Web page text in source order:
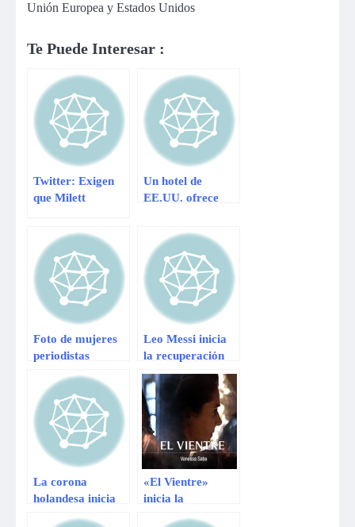
Unión Europea y Estados Unidos
Te Puede Interesar :
Twitter: Exigen
que Milett
retirada de Esto
es Guerra
Un hotel de
EE.UU. ofrece
a 6,7 metros
sobre el suelo
Foto de mujeres
periodistas
suelo desata
polémica
Leo Messi inicia
la recuperación
La corona
holandesa inicia
«El Vientre»
inicia la